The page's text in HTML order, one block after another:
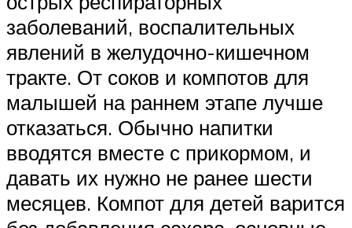
заболеваний, воспалительных
явлений в желудочно-кишечном
тракте. От соков и компотов для
малышей на раннем этапе лучше
отказаться. Обычно напитки
вводятся вместе с прикормом, и
давать их нужно не ранее шести
месяцев. Компот для детей варится